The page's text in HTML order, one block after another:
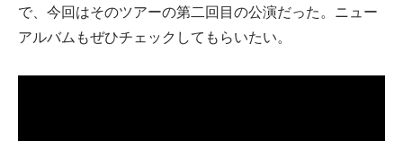
で、今回はそのツアーの第二回目の公演だった。ニュー
アルバムもぜひチェックしてもらいたい。